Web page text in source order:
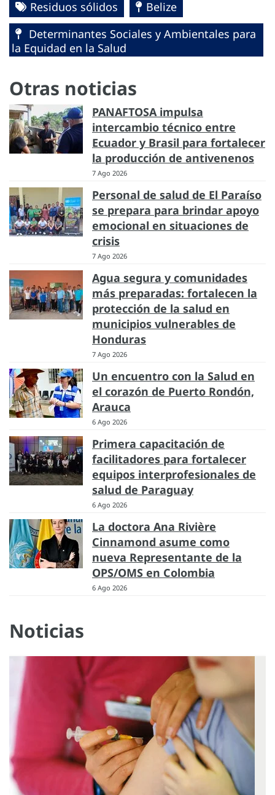
Residuos sólidos
Belize
Determinantes Sociales y Ambientales para
la Equidad en la Salud
Otras noticias
PANAFTOSA impulsa
intercambio técnico entre
Ecuador y Brasil para fortalecer
la producción de antivenenos
7 Ago 2026
Personal de salud de El Paraíso
se prepara para brindar apoyo
emocional en situaciones de
crisis
7 Ago 2026
Agua segura y comunidades
más preparadas: fortalecen la
protección de la salud en
municipios vulnerables de
Honduras
7 Ago 2026
Un encuentro con la Salud en
el corazón de Puerto Rondón,
Arauca
6 Ago 2026
Primera capacitación de
facilitadores para fortalecer
equipos interprofesionales de
salud de Paraguay
6 Ago 2026
La doctora Ana Rivière
Cinnamond asume como
nueva Representante de la
OPS/OMS en Colombia
6 Ago 2026
Noticias